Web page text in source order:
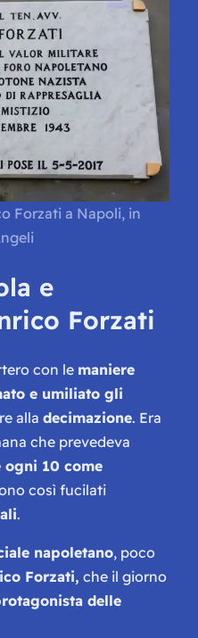
Forzati a Napoli, in
e
Forzati
con le maniere
e umiliato gli
alla decimazione. Era
che prevedeva
ogni 10 come
così fucilati
.
napoletano, poco
Forzati, che il giorno
delle